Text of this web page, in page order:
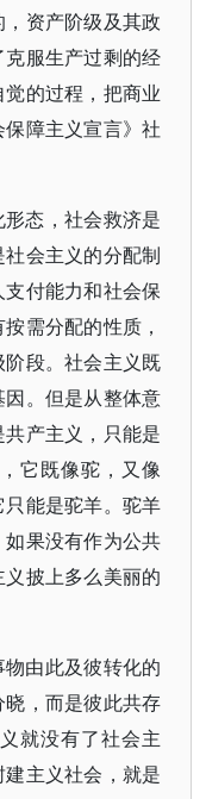
资产阶级及其政
服生产过剩的经
的过程，把商业
障主义宣言》社
态，社会救济是
会主义的分配制
付能力和社会保
需分配的性质，
段。社会主义既
。但是从整体意
产主义，只能是
它既像驼，又像
能是驼羊。驼羊
果没有作为公共
披上多么美丽的
由此及彼转化的
，而是彼此共存
就没有了社会主
主义社会，就是